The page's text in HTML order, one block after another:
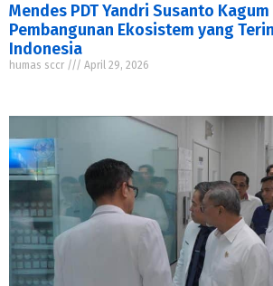
Mendes PDT Yandri Susanto
Pembangunan Ekosistem yang
Indonesia
humas sccr April 29, 2026